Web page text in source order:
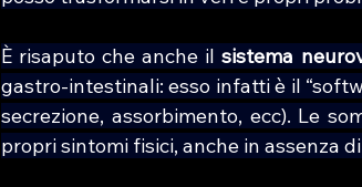
È risaputo che anche il sistema
gastro-intestinali: esso infatti è il
secrezione, assorbimento, ecc). Le
propri sintomi fisici, anche in assenza